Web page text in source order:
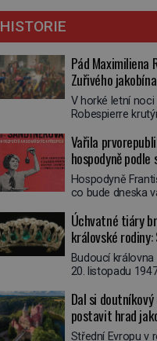
HISTORIE
Pád Maximiliena
Zuřivého
nelitoval?
V horké letní noci
Robespierre
víří kolotoč
probere z mdlob,
na jednu z
jasnovidek,
navštívil.
vysmál.
dotáhne hodně
prohlásil o něm
francouzský
Honoré de
Vařila
hospodyně
Hospodyně
co bude dneska
mlsný jazýček.
rychle v jedné ze
„Zaplaťpánbůh,
nemusíme chodit
povzdechne si
ruce. Ještě v
nové republiky
nedostatku zboží
Úchvatné tiáry
královské
klenot Alžbětě II.
Budoucí královna
20. listopadu
Mountbattena.
obřad ve
tradice „něco
Dal si
postavit hrad
Střední Evropu v